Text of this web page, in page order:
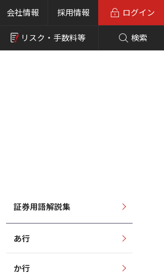
会社情報 採用情報
リスク・ 手数料等 検索
ログイン
証券用語解説集
あ行
か行